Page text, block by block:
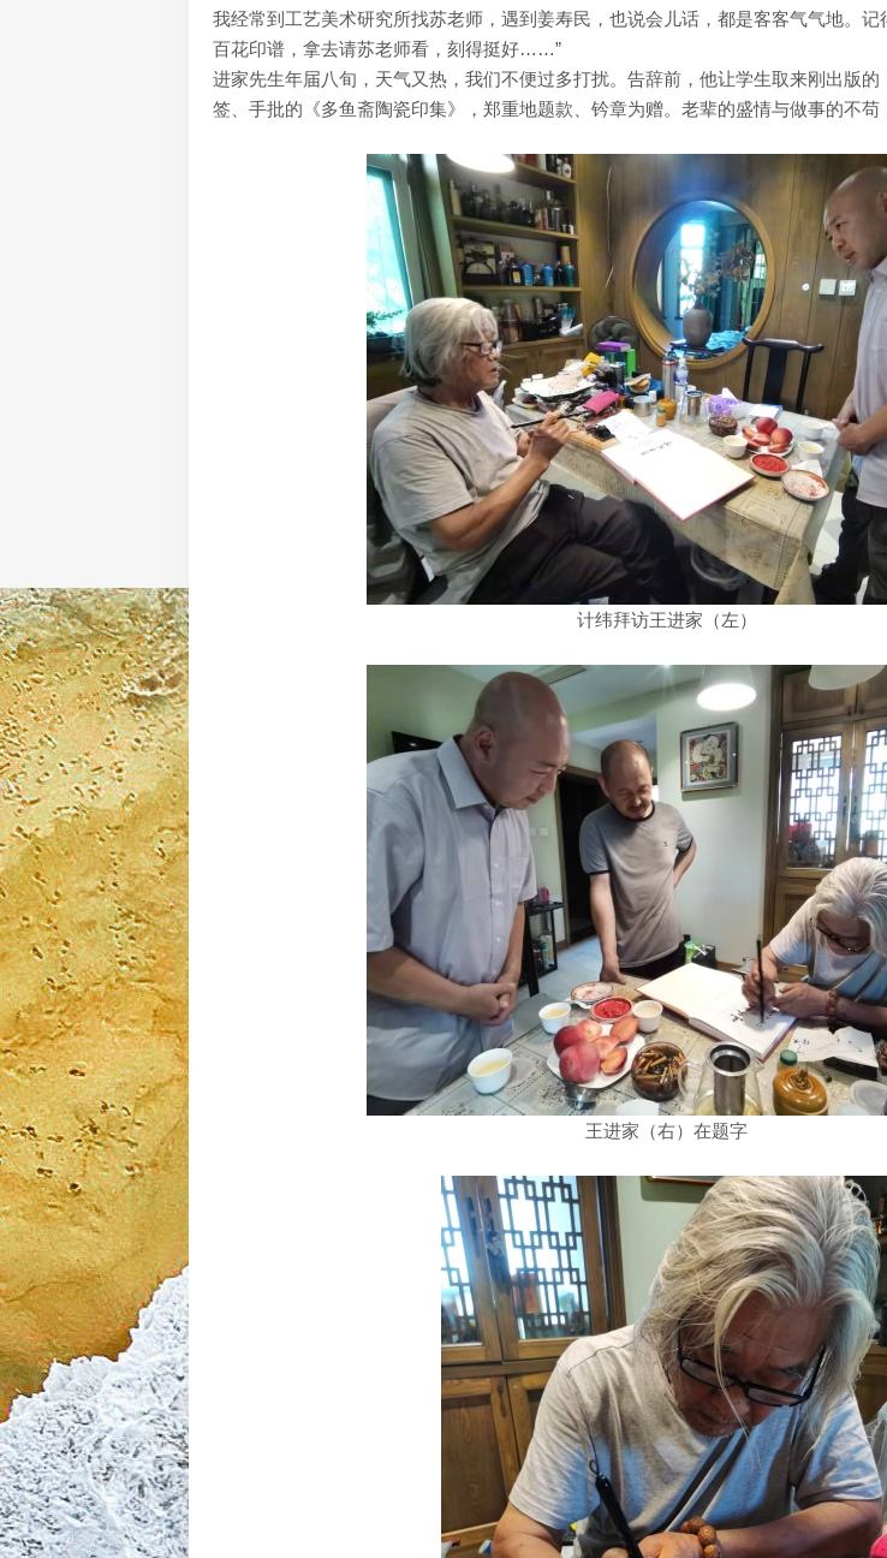
我经常到工艺美术研究所找苏老师，遇到姜寿民，也说会儿话，都是客客气气地。
百花印谱，拿去请苏老师看，刻得挺好……”
进家先生年届八旬，天气又热，我们不便过多打扰。告辞前，他让学生取来刚出版
签、手批的《多鱼斋陶瓷印集》，郑重地题款、钤章为赠。老辈的盛情与做事的不苟
计纬拜访王进家（左）
王进家（右）在题字